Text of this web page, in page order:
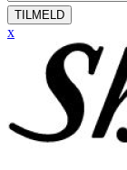
TILMELD
x